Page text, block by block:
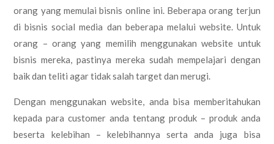
orang yang memulai bisnis online ini. Beberapa orang terjun
di bisnis social media dan beberapa melalui website. Untuk
orang – orang yang memilih menggunakan website untuk
bisnis mereka, pastinya mereka sudah mempelajari dengan
baik dan teliti agar tidak salah target dan merugi.
Dengan menggunakan website, anda bisa memberitahukan
kepada para customer anda tentang produk – produk anda
beserta kelebihan – kelebihannya serta anda juga bisa